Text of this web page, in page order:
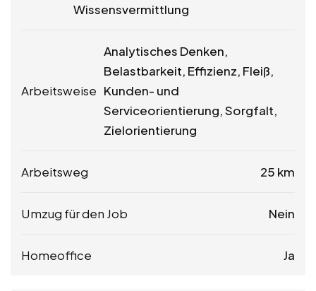
Wissensvermittlung
Arbeitsweise
Analytisches Denken,
Belastbarkeit, Effizienz, Fleiß,
Kunden- und
Serviceorientierung, Sorgfalt,
Zielorientierung
Arbeitsweg 25 km
Umzug für den Job Nein
Homeoffice Ja